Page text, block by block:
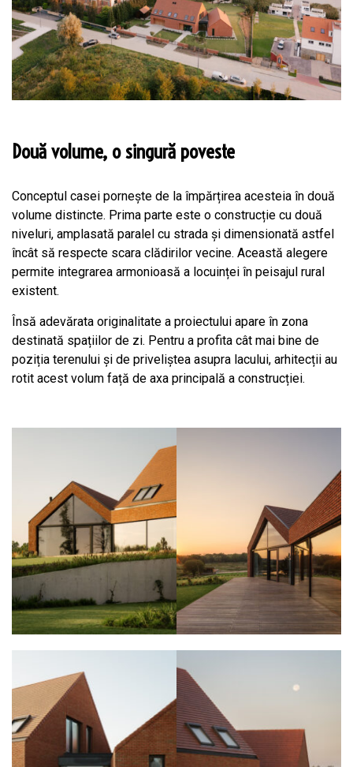
Două volume, o singură poveste
Conceptul casei pornește de la împărțirea acesteia în două
volume distincte. Prima parte este o construcție cu două
niveluri, amplasată paralel cu strada și dimensionată astfel
încât să respecte scara clădirilor vecine. Această alegere
permite integrarea armonioasă a locuinței în peisajul rural
existent.
Însă adevărata originalitate a proiectului apare în zona
destinată spațiilor de zi. Pentru a profita cât mai bine de
poziția terenului și de priveliștea asupra lacului, arhitecții au
rotit acest volum față de axa principală a construcției.